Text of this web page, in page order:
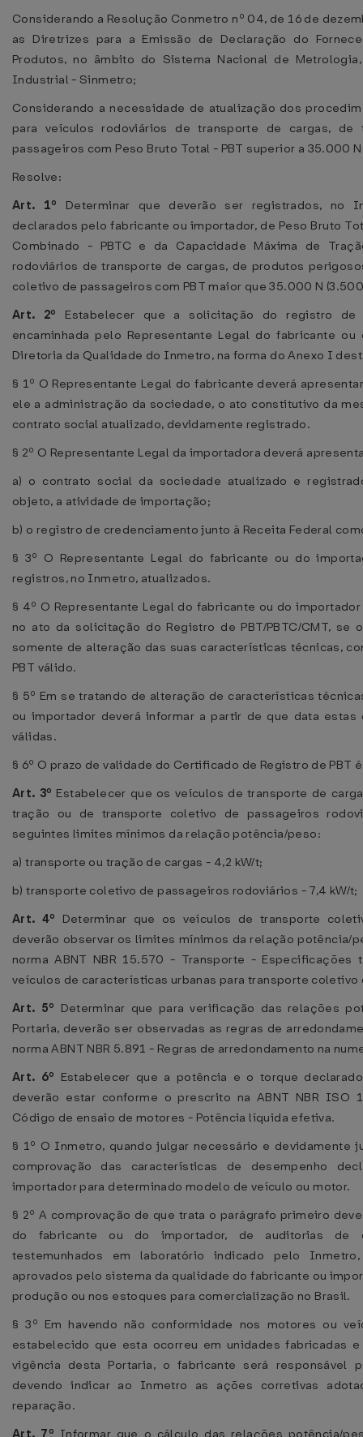
Considerando a Resolução Conmetro nº 04, de 16 de
as Diretrizes para a Emissão de Declaração do
Produtos, no âmbito do Sistema Nacional de
Industrial - Sinmetro;
Considerando a necessidade de atualização dos
para veículos rodoviários de transporte de cargas,
passageiros com Peso Bruto Total - PBT superior a 35.000
Resolve:
Art. 1º Determinar que deverão ser registrados, no
declarados pelo fabricante ou importador, de Peso Bruto
Combinado - PBTC e da Capacidade Máxima de
rodoviários de transporte de cargas, de produtos
coletivo de passageiros com PBT maior que 35.000 N
Art. 2º Estabelecer que a solicitação do registro de
encaminhada pelo Representante Legal do fabricante
Diretoria da Qualidade do Inmetro, na forma do Anexo I
§ 1º O Representante Legal do fabricante deverá
ele a administração da sociedade, o ato constitutivo da
contrato social atualizado, devidamente registrado.
§ 2º O Representante Legal da importadora deverá
a) o contrato social da sociedade atualizado e
objeto, a atividade de importação;
b) o registro de credenciamento junto à Receita Federal
§ 3º O Representante Legal do fabricante ou do
registros, no Inmetro, atualizados.
§ 4º O Representante Legal do fabricante ou do
no ato da solicitação do Registro de PBT/PBTC/CMT,
somente de alteração das suas características técnicas,
PBT válido.
§ 5º Em se tratando de alteração de características
ou importador deverá informar a partir de que data
válidas.
§ 6º O prazo de validade do Certificado de Registro de PBT
Art. 3º Estabelecer que os veículos de transporte de
tração ou de transporte coletivo de passageiros
seguintes limites mínimos da relação potência/peso:
a) transporte ou tração de cargas - 4,2 kW/t;
b) transporte coletivo de passageiros rodoviários - 7,4 kW/t;
Art. 4º Determinar que os veículos de transporte
deverão observar os limites mínimos da relação potência/
norma ABNT NBR 15.570 - Transporte - Especificações
veículos de características urbanas para transporte
Art. 5º Determinar que para verificação das relações
Portaria, deverão ser observadas as regras de
norma ABNT NBR 5.891 - Regras de arredondamento na
Art. 6º Estabelecer que a potência e o torque
deverão estar conforme o prescrito na ABNT NBR ISO
Código de ensaio de motores - Potência líquida efetiva.
§ 1º O Inmetro, quando julgar necessário e devidamente
comprovação das características de desempenho
importador para determinado modelo de veículo ou motor.
§ 2º A comprovação de que trata o parágrafo primeiro
do fabricante ou do importador, de auditorias de
testemunhados em laboratório indicado pelo
aprovados pelo sistema da qualidade do fabricante ou
produção ou nos estoques para comercialização no Brasil.
§ 3º Em havendo não conformidade nos motores ou
estabelecido que esta ocorreu em unidades fabricadas
vigência desta Portaria, o fabricante será responsável
devendo indicar ao Inmetro as ações corretivas
reparação.